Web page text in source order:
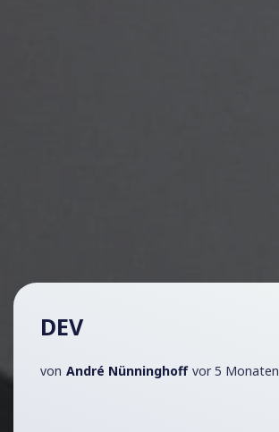
DEV
von André Nünninghoff vor 5 Monaten